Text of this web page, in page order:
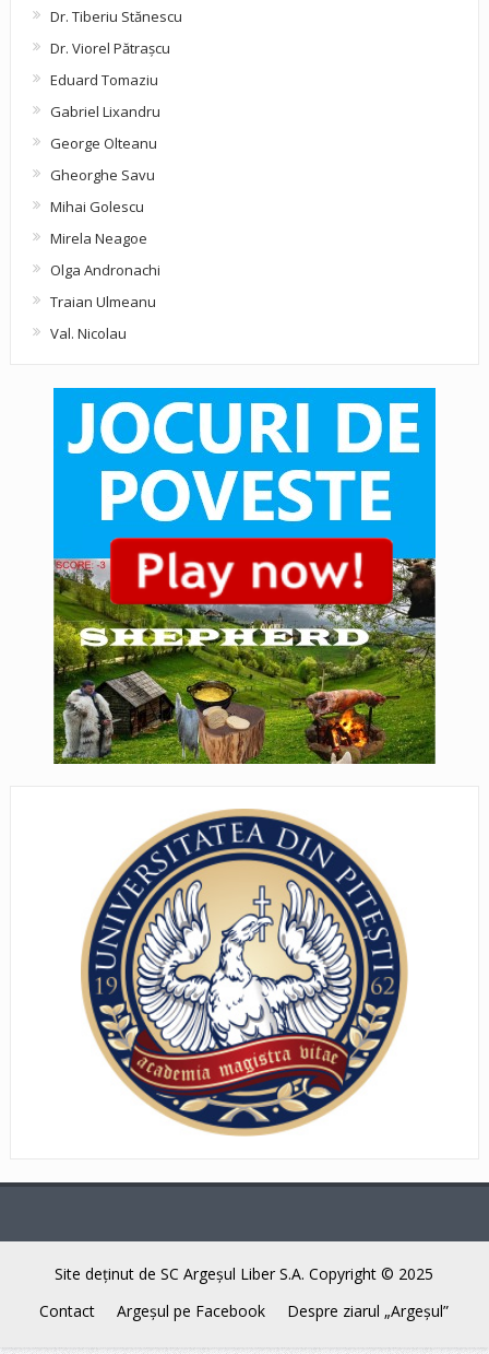
Dr. Tiberiu Stănescu
Dr. Viorel Pătraşcu
Eduard Tomaziu
Gabriel Lixandru
George Olteanu
Gheorghe Savu
Mihai Golescu
Mirela Neagoe
Olga Andronachi
Traian Ulmeanu
Val. Nicolau
Site deţinut de SC Argeşul Liber S.A. Copyright © 2025
Contact
Argeşul pe Facebook Despre ziarul „Argeşul”